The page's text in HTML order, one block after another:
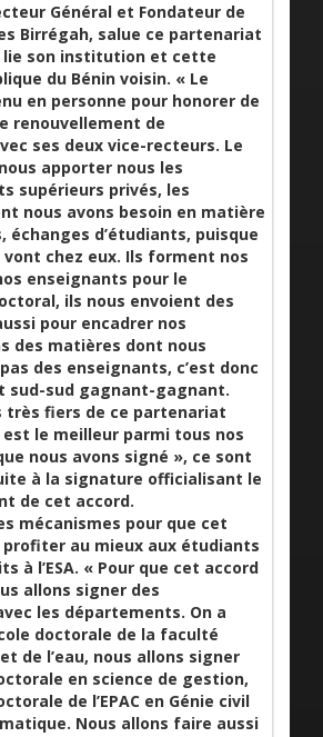
Général et Fondateur de
Birrégah, salue ce partenariat
lie son institution et cette
du Bénin voisin. « Le
en personne pour honorer de
renouvellement de
ses deux vice-recteurs. Le
apporter nous les
supérieurs privés, les
nous avons besoin en matière
échanges d’étudiants, puisque
chez eux. Ils forment nos
enseignants pour le
ils nous envoient des
pour encadrer nos
des matières dont nous
des enseignants, c’est donc
sud-sud gagnant-gagnant.
très fiers de ce partenariat
le meilleur parmi tous nos
nous avons signé », ce sont
à la signature officialisant le
de cet accord.
mécanismes pour que cet
profiter au mieux aux étudiants
à l’ESA. « Pour que cet accord
allons signer des
les départements. On a
doctorale de la faculté
de l’eau, nous allons signer
en science de gestion,
de l’EPAC en Génie civil
Nous allons faire aussi